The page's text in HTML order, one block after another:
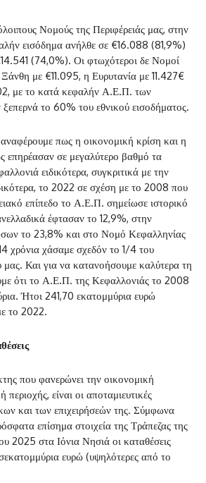
Νομούς της Περιφέρειάς μας, στην
εισόδημα ανήλθε σε €16.088 (81,9%)
(74,0%). Οι φτωχότεροι δε Νομοί
με €11.095, η Ευρυτανία με 11.427€
με το κατά κεφαλήν Α.Ε.Π. των
το 60% του εθνικού εισοδήματος.
αναφέρουμε πως η οικονομική κρίση και η
επηρέασαν σε μεγαλύτερο βαθμό τα
ειδικότερα, συγκριτικά με την
το 2022 σε σχέση με το 2008 που
επίπεδο το Α.Ε.Π. σημείωσε ιστορικό
έφτασαν το 12,9%, στην
το 23,8% και στο Νομό Κεφαλληνίας
χρόνια χάσαμε σχεδόν το 1/4 του
Και για να κατανοήσουμε καλύτερα τη
ότι το Α.Ε.Π. της Κεφαλλονιάς το 2008
Ήτοι 241,70 εκατομμύρια ευρώ
το 2022.
που φανερώνει την οικονομική
περιοχής, είναι οι αποταμιευτικές
και των επιχειρήσεών της. Σύμφωνα
επίσημα στοιχεία της Τράπεζας της
2025 στα Ιόνια Νησιά οι καταθέσεις
ευρώ (υψηλότερες από το